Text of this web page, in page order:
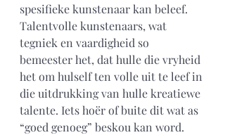
spesifieke kunstenaar kan beleef.
Talentvolle kunstenaars, wat
tegniek en vaardigheid so
bemeester het, dat hulle die vryheid
het om hulself ten volle uit te leef in
die uitdrukking van hulle kreatiewe
talente. Iets hoër of buite dit wat as
“goed genoeg” beskou kan word.